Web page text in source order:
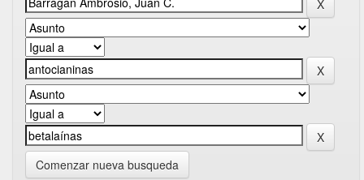
Comenzar nueva busqueda